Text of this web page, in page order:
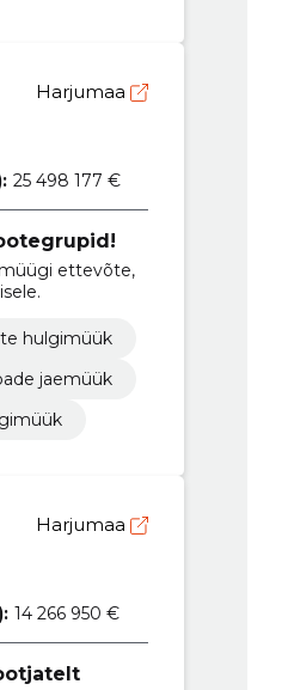
Harjumaa
25 498 177 €
ettevõte,
hulgimüük
jaemüük
Harjumaa
14 266 950 €